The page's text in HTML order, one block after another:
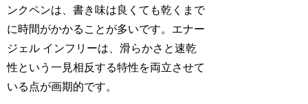
ンクペンは、書き味は良くても乾くまで
に時間がかかることが多いです。エナー
ジェル インフリーは、滑らかさと速乾
性という一見相反する特性を両立させて
いる点が画期的です。